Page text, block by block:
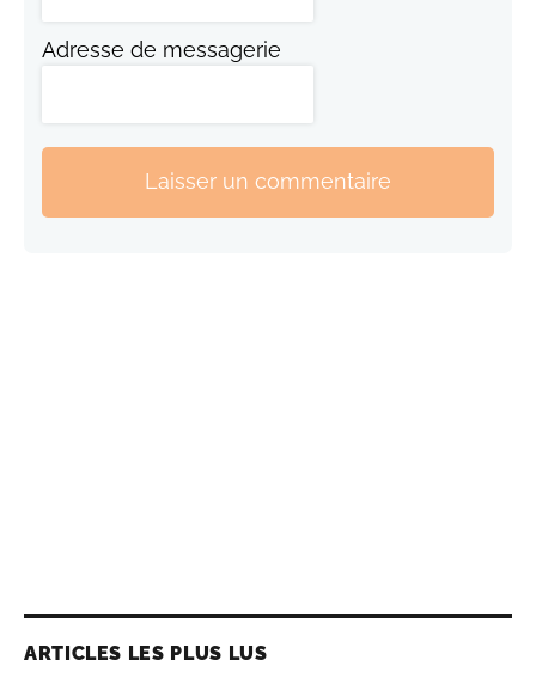
Adresse de messagerie
Laisser un commentaire
ARTICLES LES PLUS LUS